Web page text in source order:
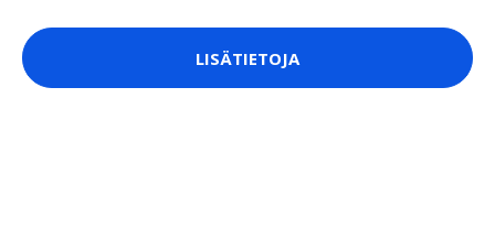
LISÄTIETOJA